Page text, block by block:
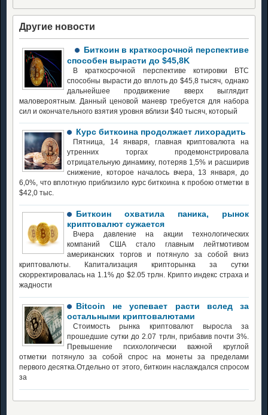
Другие новости
Биткоин в краткосрочной перспективе
способен вырасти до $45,8K
В краткосрочной перспективе котировки BTC
способны вырасти до вплоть до $45,8 тысяч, однако
дальнейшее продвижение вверх выглядит
маловероятным. Данный ценовой маневр требуется для набора
сил и окончательного взятия уровня вблизи $40 тысяч, который
Курс биткоина продолжает лихорадить
Пятница, 14 января, главная криптовалюта на
утренних торгах продемонстрировала
отрицательную динамику, потеряв 1,5% и расширив
снижение, которое началось вчера, 13 января, до
6,0%, что вплотную приблизило курс биткоина к пробою отметки в
$42,0 тыс.
Биткоин охватила паника, рынок
криптовалют сужается
Вчера давление на акции технологических
компаний США стало главным лейтмотивом
американских торгов и потянуло за собой вниз
криптовалюты. Капитализация крипторынка за сутки
скорректировалась на 1.1% до $2.05 трлн. Крипто индекс страха и
жадности
Bitcoin не успевает расти вслед за
остальными криптовалютами
Стоимость рынка криптовалют выросла за
прошедшие сутки до 2.07 трлн, прибавив почти 3%.
Превышение психологически важной круглой
отметки потянуло за собой спрос на монеты за пределами
первого десятка.Отдельно от этого, биткоин наслаждался спросом
за